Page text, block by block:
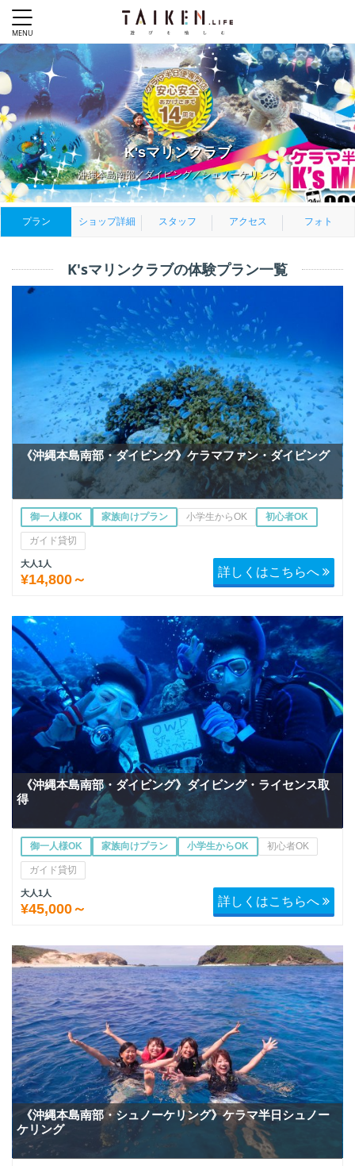
K'sマリンクラブ
沖縄本島南部／ダイビング／シュノーケリング
プラン ショップ詳細 スタッフ アクセス フォト
K'sマリンクラブの体験プラン一覧
《沖縄本島南部・ダイビング》ケラマファン・ダイビング
御一人様OK 家族向けプラン 小学生からOK 初心者OK
ガイド貸切
大人1人
¥14,800～ 詳しくはこちらへ
《沖縄本島南部・ダイビング》ダイビング・ライセンス取
得
御一人様OK 家族向けプラン 小学生からOK 初心者OK
ガイド貸切
大人1人
¥45,000～ 詳しくはこちらへ
《沖縄本島南部・シュノーケリング》ケラマ半日シュノー
ケリング